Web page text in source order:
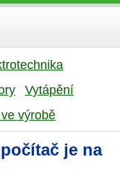
Vytápění
výrobě
je na